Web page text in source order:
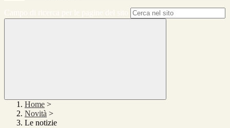
Home >
Novità >
Le notizie